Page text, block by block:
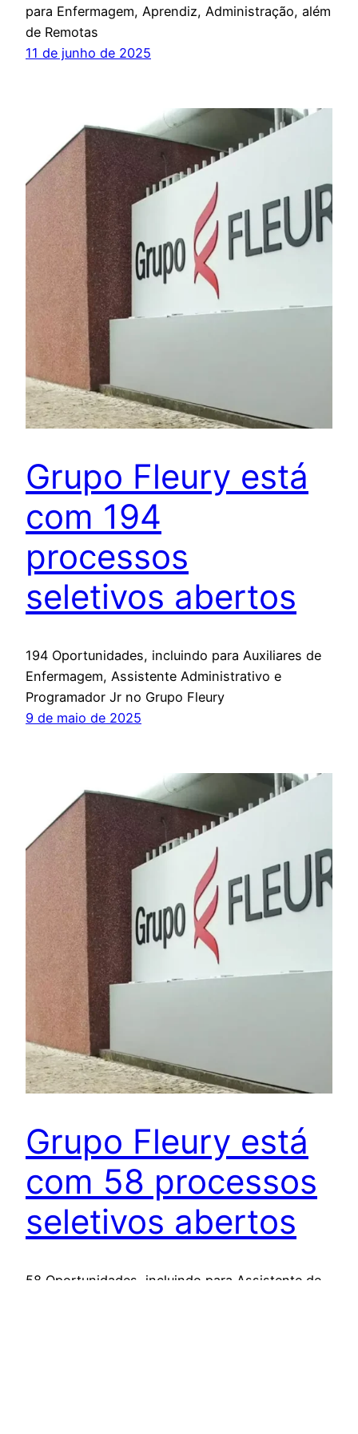
para Enfermagem, Aprendiz, Administração, além
de Remotas
11 de junho de 2025
Grupo Fleury está
com 194
processos
seletivos abertos
194 Oportunidades, incluindo para Auxiliares de
Enfermagem, Assistente Administrativo e
Programador Jr no Grupo Fleury
9 de maio de 2025
Grupo Fleury está
com 58 processos
seletivos abertos
58 Oportunidades, incluindo para Assistente de